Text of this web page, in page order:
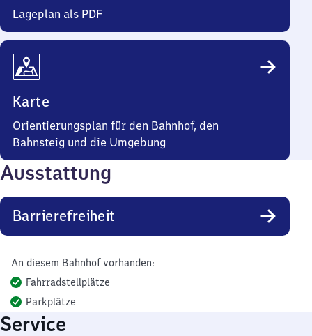
Lageplan als PDF
Karte
Orientierungsplan für den Bahnhof, den
Bahnsteig und die Umgebung
Ausstattung
Barrierefreiheit
An diesem Bahnhof vorhanden:
Fahrradstellplätze
Parkplätze
Service